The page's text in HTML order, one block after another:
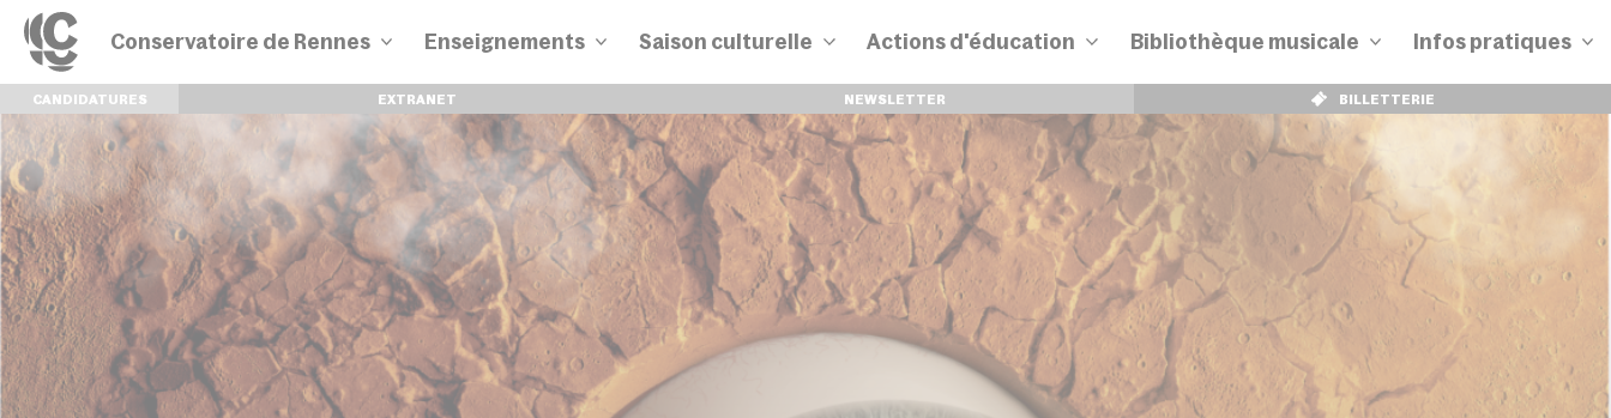
Conservatoire de Rennes Enseignements
Disciplines
Parcours
Saison culturelle Actions d'éducation Bibliothèque musicale Infos pratiques
CANDIDATURES EXTRANET NEWSLETTER BILLETTERIE